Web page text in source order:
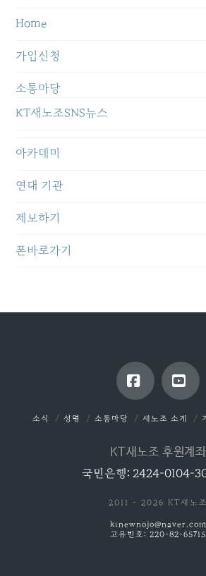
Home
가입신청
소통마당
KT새노조SNS뉴스
아카데미
연대 기관
제보하기
폰바로가기
Facebook
소식 성명 소통마당 새노조 소개
KT새노조 후원계좌
국민은행: 2424-0104-
2011 - 2026 KT새노조
ktnewnojo@naver.com
고유번호: 220-82-65715